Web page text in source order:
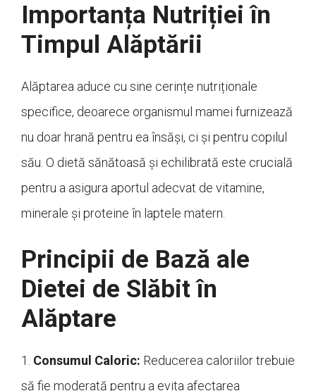
Importanța Nutriției în
Timpul Alăptării
Alăptarea aduce cu sine cerințe nutriționale
specifice, deoarece organismul mamei furnizează
nu doar hrană pentru ea însăși, ci și pentru copilul
său. O dietă sănătoasă și echilibrată este crucială
pentru a asigura aportul adecvat de vitamine,
minerale și proteine în laptele matern.
Principii de Bază ale
Dietei de Slăbit în
Alăptare
1. Consumul Caloric: Reducerea caloriilor trebuie
să fie moderată pentru a evita afectarea